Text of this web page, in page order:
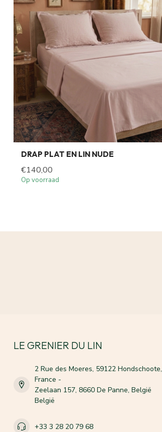
DRAP PLAT EN LIN NUDE
€140,00
Op voorraad
LE GRENIER DU LIN
2 Rue des Moeres, 59122 Hondschoote,
France -
Zeelaan 157, 8660 De Panne, België
België
+33 3 28 20 79 68